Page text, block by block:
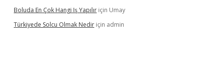
Boluda En Çok Hangi Iş Yapılır için Umay
Türkiyede Solcu Olmak Nedir için admin